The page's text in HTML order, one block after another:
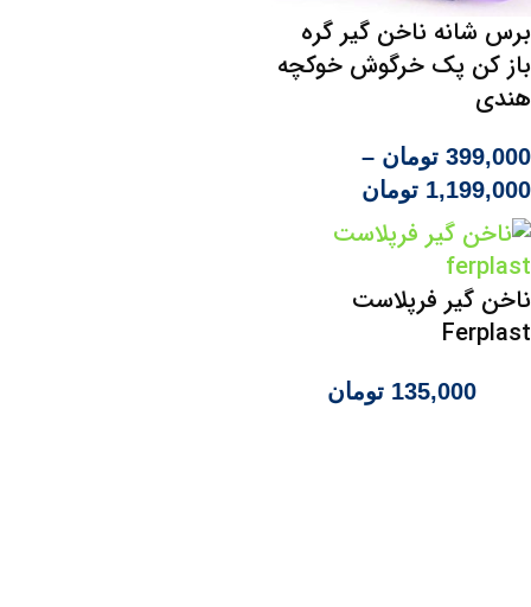
برس شانه ناخن گیر گره
باز کن پک خرگوش خوکچه
هندی
399,000 تومان –
1,199,000 تومان
ناخن گیر فرپلاست
Ferplast
135,000 تومان